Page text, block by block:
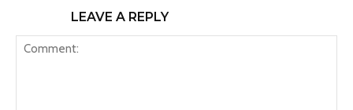
LEAVE A REPLY